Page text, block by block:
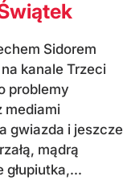
Sidorem
kanale Trzeci
problemy
mediami
gwiazda i jeszcze
mądrą